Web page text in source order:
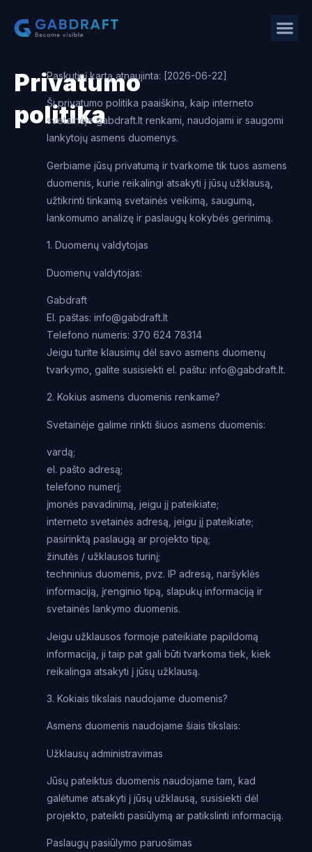
Privatumo
politika
Paskutinį kartą atnaujinta: [2026-06-22]
Ši privatumo politika paaiškina, kaip interneto
svetainėje gabdraft.lt renkami, naudojami ir saugomi
lankytojų asmens duomenys.
Gerbiame jūsų privatumą ir tvarkome tik tuos asmens
duomenis, kurie reikalingi atsakyti į jūsų užklausą,
užtikrinti tinkamą svetainės veikimą, saugumą,
lankomumo analizę ir paslaugų kokybės gerinimą.
1. Duomenų valdytojas
Duomenų valdytojas:
Gabdraft
El. paštas: info@gabdraft.lt
Telefono numeris: 370 624 78314
Jeigu turite klausimų dėl savo asmens duomenų
tvarkymo, galite susisiekti el. paštu: info@gabdraft.lt.
2. Kokius asmens duomenis renkame?
Svetainėje galime rinkti šiuos asmens duomenis:
vardą;
el. pašto adresą;
telefono numerį;
įmonės pavadinimą, jeigu jį pateikiate;
interneto svetainės adresą, jeigu jį pateikiate;
pasirinktą paslaugą ar projekto tipą;
žinutės / užklausos turinį;
techninius duomenis, pvz. IP adresą, naršyklės
informaciją, įrenginio tipą, slapukų informaciją ir
svetainės lankymo duomenis.
Jeigu užklausos formoje pateikiate papildomą
informaciją, ji taip pat gali būti tvarkoma tiek, kiek
reikalinga atsakyti į jūsų užklausą.
3. Kokiais tikslais naudojame duomenis?
Asmens duomenis naudojame šiais tikslais:
Užklausų administravimas
Jūsų pateiktus duomenis naudojame tam, kad
galėtume atsakyti į jūsų užklausą, susisiekti dėl
projekto, pateikti pasiūlymą ar patikslinti informaciją.
Paslaugų pasiūlymo paruošimas